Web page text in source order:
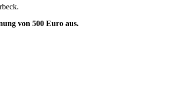
von 500 Euro aus.